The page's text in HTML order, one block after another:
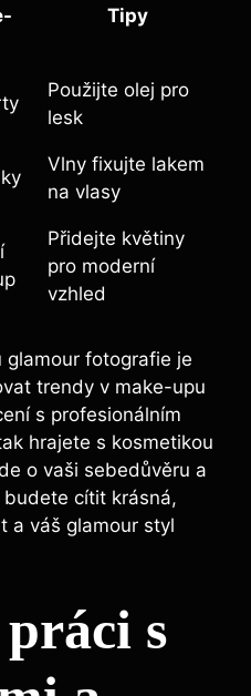
Tipy
Použijte olej pro
lesk
Vlny fixujte lakem
na vlasy
Přidejte květiny
pro moderní
vzhled
glamour fotografie je
trendy v make-upu
s profesionálním
hrajete s kosmetikou
o vaši sebedůvěru a
cítit krásná,
a váš glamour styl
s